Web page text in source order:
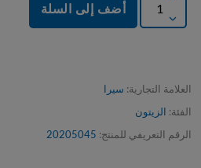
أضف إلى السلة
العلامة التجارية: سيرا
الفئة: الزيتون
الرقم التعريفي للمنتج: 20205045